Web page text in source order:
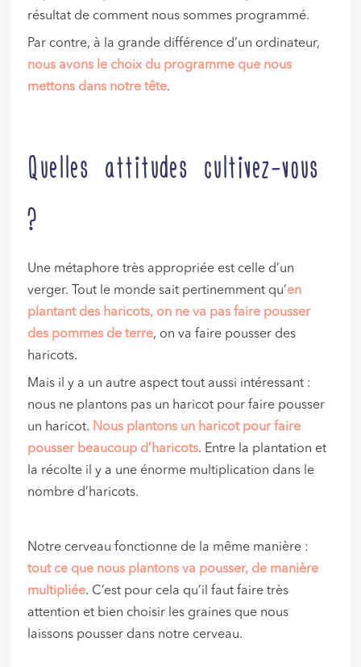
résultat de comment nous sommes programmé.
Par contre, à la grande différence d’un ordinateur,
nous avons le choix du programme que nous
mettons dans notre tête.
Quelles attitudes cultivez-vous
?
Une métaphore très appropriée est celle d’un
verger. Tout le monde sait pertinemment qu’en
plantant des haricots, on ne va pas faire pousser
des pommes de terre, on va faire pousser des
haricots.
Mais il y a un autre aspect tout aussi intéressant :
nous ne plantons pas un haricot pour faire pousser
un haricot. Nous plantons un haricot pour faire
pousser beaucoup d’haricots. Entre la plantation et
la récolte il y a une énorme multiplication dans le
nombre d’haricots.
Notre cerveau fonctionne de la même manière :
tout ce que nous plantons va pousser, de manière
multipliée. C’est pour cela qu’il faut faire très
attention et bien choisir les graines que nous
laissons pousser dans notre cerveau.